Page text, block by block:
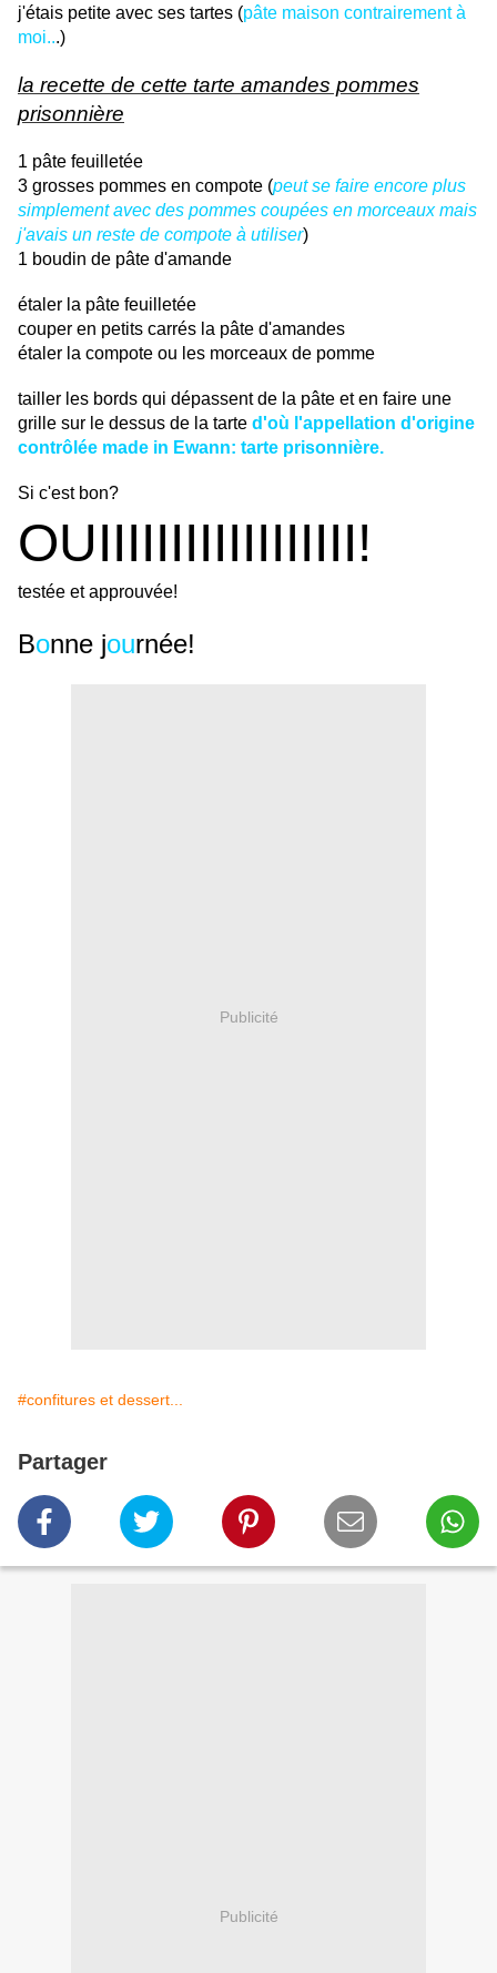
j'étais petite avec ses tartes (pâte maison contrairement à
moi...)
la recette de cette tarte amandes pommes
prisonnière
1 pâte feuilletée
3 grosses pommes en compote (peut se faire encore plus
simplement avec des pommes coupées en morceaux mais
j'avais un reste de compote à utiliser)
1 boudin de pâte d'amande
étaler la pâte feuilletée
couper en petits carrés la pâte d'amandes
étaler la compote ou les morceaux de pomme
tailler les bords qui dépassent de la pâte et en faire une
grille sur le dessus de la tarte d'où l'appellation d'origine
contrôlée made in Ewann: tarte prisonnière.
Si c'est bon?
OUIIIIIIIIIIIIIIIIII!
testée et approuvée!
Bonne journée!
Publicité
#confitures et dessert...
Partager
Publicité